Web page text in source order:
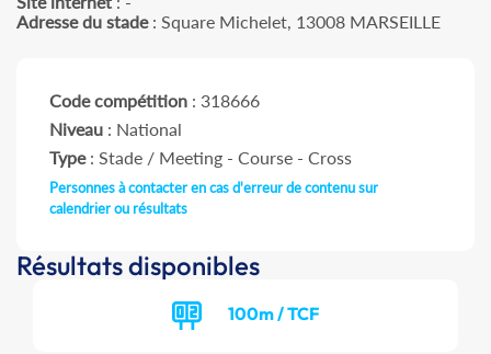
Adresse du stade: Square Michelet, 13008 MARSEILLE
Code compétition : 318666
Niveau : National
Type: Stade / Meeting - Course - Cross
Personnes à contacter en cas d'erreur de contenu sur
calendrier ou résultats
Résultats disponibles
100m / TCF